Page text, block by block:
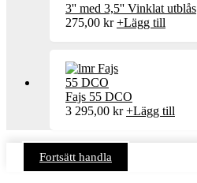
3'' med 3,5'' Vinklat utblås
275,00 kr +Lägg till
Fajs 55 DCO
3 295,00 kr +Lägg till
Fortsätt handla